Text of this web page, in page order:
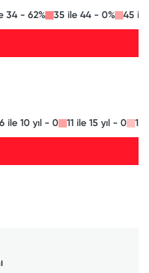
34 - 62% 35 ile 44 - 0% 45
6 ile 10 yıl - 0 11 ile 15 yıl - 0 16